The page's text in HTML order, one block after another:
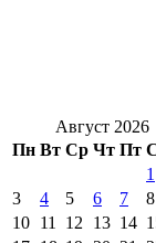
Август 2026
Пн Вт Ср Чт Пт
1
3
4 5 6 7 8
10 11 12 13 14